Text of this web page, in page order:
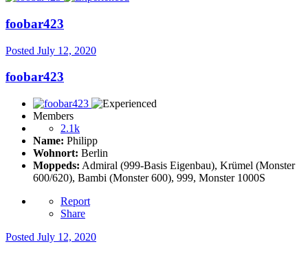
foobar423
Posted July 12, 2020
foobar423
Members
2.1k
Name: Philipp
Wohnort: Berlin
Moppeds: Admiral (999-Basis Eigenbau), Krümel (Monster
600/620), Bambi (Monster 600), 999, Monster 1000S
Report
Share
Posted July 12, 2020